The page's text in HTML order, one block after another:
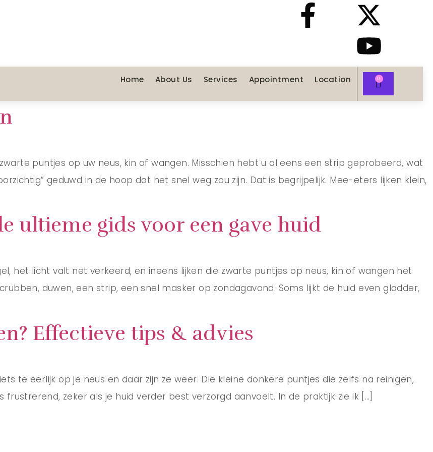
Home About Us Services Appointment Location
puntjes op uw neus, kin of wangen. Misschien hebt u al eens een strip geprobeerd, wat
geduwd in de hoop dat het snel weg zou zijn. Dat is begrijpelijk. Mee-eters lijken klein,
ultieme gids voor een gave huid
het licht valt net verkeerd, en ineens lijken die zwarte puntjes op neus, kin of wangen het
duwen, een strip, een snel masker op zondagavond. Soms lijkt de huid even gladder,
Effectieve tips & advies
te eerlijk op je neus en daar zijn ze weer. Die kleine donkere puntjes die zelfs na reinigen,
zeker als je huid verder best verzorgd aanvoelt. In de praktijk zie ik […]